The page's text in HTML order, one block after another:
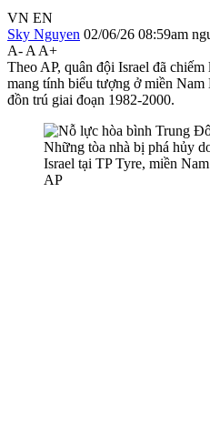
VN EN
Sky Nguyen 02/06/26 08:59am
A- A A+
Theo AP, quân đội Israel đã
mang tính biểu tượng ở miền
đồn trú giai đoạn 1982-2000.
Những tòa nhà bị phá hủy
Israel tại TP Tyre, miền
AP